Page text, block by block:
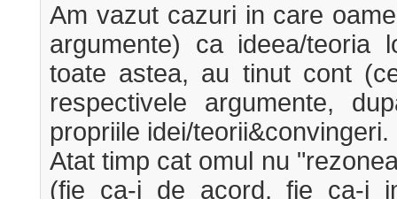
Am vazut cazuri in care
argumente) ca ideea/teoria
toate astea, au tinut cont
respectivele argumente,
propriile idei/teorii&convingeri.
Atat timp cat omul nu
(fie ca-i de acord, fie ca-i